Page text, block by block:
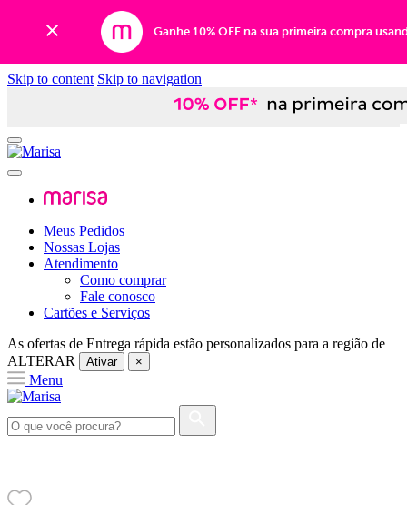
Ganhe 10% OFF na sua primeira compra
Skip to content Skip to navigation
Meus Pedidos
Nossas Lojas
Atendimento
Como comprar
Fale conosco
Cartões e Serviços
As ofertas de Entrega rápida estão personalizados para a região de
ALTERAR
Ativar ×
Menu